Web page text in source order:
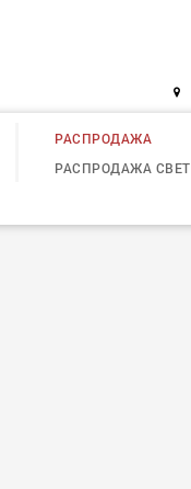
РАСПРОДАЖА
РАСПРОДАЖА СВЕТ